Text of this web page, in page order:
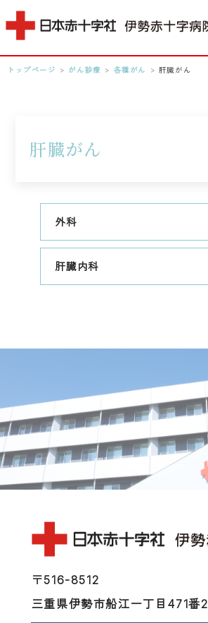
MENU
0596-28-2171
トップページ > がん診療 > 各種がん > 肝臓がん
肝臓がん
外科
肝臓内科
〒516-8512
三重県伊勢市船江一丁目471番2